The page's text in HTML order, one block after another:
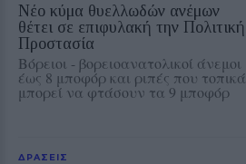
Νέο κύμα θυελλωδών ανέμων
θέτει σε επιφυλακή την Πολιτική
Προστασία
Βόρειοι - βορειοανατολικοί άνεμοι
έως 8 μποφόρ και ριπές που τοπικά
μπορεί να φτάσουν τα 9 μποφόρ
ΔΡΑΣΕΙΣ